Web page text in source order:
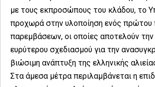
με τους εκπροσώπους του κλάδου, το
προχωρά στην υλοποίηση ενός πρώτου
παρεμβάσεων, οι οποίες αποτελούν
ευρύτερου σχεδιασμού για την
βιώσιμη ανάπτυξη της ελληνικής
Στα άμεσα μέτρα περιλαμβάνεται η